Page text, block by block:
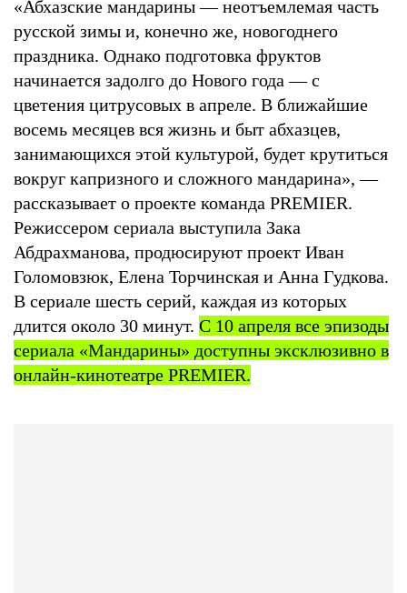
«Абхазские мандарины — неотъемлемая часть
русской зимы и, конечно же, новогоднего
праздника. Однако подготовка фруктов
начинается задолго до Нового года — с
цветения цитрусовых в апреле. В ближайшие
восемь месяцев вся жизнь и быт абхазцев,
занимающихся этой культурой, будет крутиться
вокруг капризного и сложного мандарина», —
рассказывает о проекте команда PREMIER.
Режиссером сериала выступила Зака
Абдрахманова, продюсируют проект Иван
Голомовзюк, Елена Торчинская и Анна Гудкова.
В сериале шесть серий, каждая из которых
длится около 30 минут. С 10 апреля все эпизоды
сериала «Мандарины» доступны эксклюзивно в
онлайн-кинотеатре PREMIER.